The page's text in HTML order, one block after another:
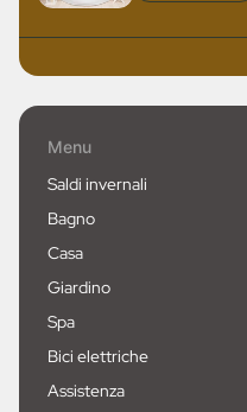
Menu
Saldi invernali
Bagno
Casa
Giardino
Spa
Bici elettriche
Assistenza